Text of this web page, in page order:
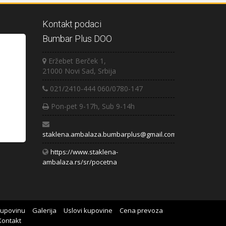
Kontakt podaci
Bumbar Plus DOO
Eržebet Berček 1,
21000 Novi Sad, Srbija
021/2410-444 060/0780-147
Pon-pet 9-17h, Sub 9-14h
staklena.ambalaza.bumbarplus@gmail.com
https://www.staklena-
ambalaza.rs/sr/pocetna
Galerija Uslovi kupovine
Cena prevoza